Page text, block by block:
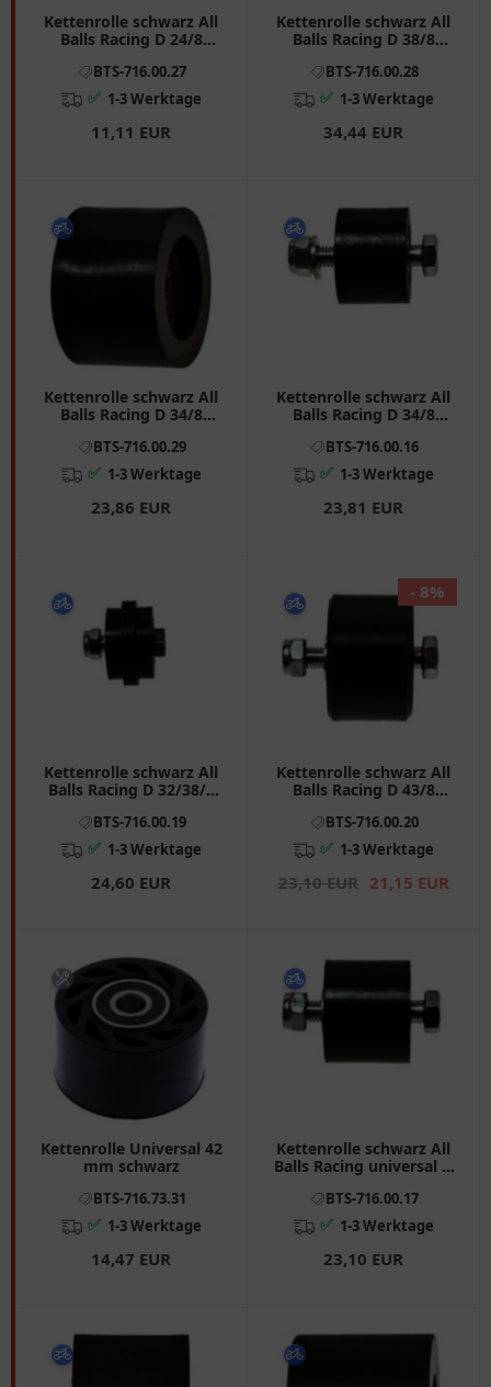
Kettenrolle schwarz All
Balls Racing D 24/8
Honda CRF, XR
BTS-716.00.27
✅ 1-3 Werktage
11,11 EUR
Kettenrolle schwarz All
Balls Racing D 38/8
Honda CRF
BTS-716.00.28
✅ 1-3 Werktage
34,44 EUR
Kettenrolle schwarz All
Balls Racing D 34/8
Honda CRF, CR 7160029
BTS-716.00.29
✅ 1-3 Werktage
23,86 EUR
Kettenrolle schwarz All
Balls Racing D 34/8
Gas Gas EC, MC, SM
BTS-716.00.16
✅ 1-3 Werktage
23,81 EUR
Kettenrolle schwarz All
Balls Racing D 32/38/8
Sherco SE, Supermotard,
Enduro
BTS-716.00.19
✅ 1-3 Werktage
24,60 EUR
Kettenrolle schwarz All
Balls Racing D 43/8
Honda CR
BTS-716.00.20
✅ 1-3 Werktage
23,10 EUR 21,15 EUR
- 8%
Kettenrolle Universal 42
mm schwarz
BTS-716.73.31
✅ 1-3 Werktage
14,47 EUR
Kettenrolle schwarz All
Balls Racing universal D
für: Husqvarna TE, WR,
CR, TC
BTS-716.00.17
✅ 1-3 Werktage
23,10 EUR